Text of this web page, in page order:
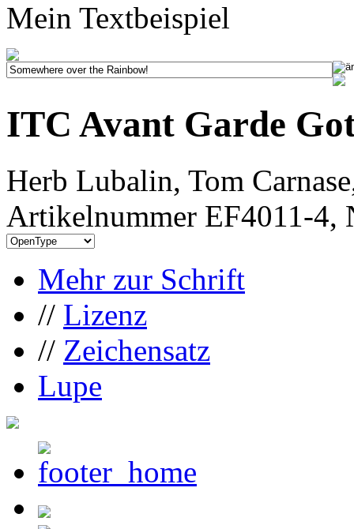
Mein Textbeispiel
ITC Avant Garde
Herb Lubalin, Tom
Artikelnummer EF4011-4,
Mehr zur Schrift
// Lizenz
// Zeichensatz
Lupe